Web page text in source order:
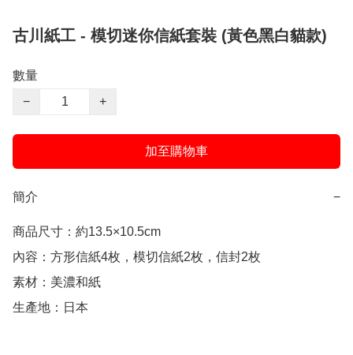
古川紙工 - 模切迷你信紙套裝 (黃色黑白貓款)
數量
−
+
加至購物車
簡介 −
商品尺寸：約13.5×10.5cm
內容：方形信紙4枚，模切信紙2枚，信封2枚
素材：美濃和紙
生產地：日本